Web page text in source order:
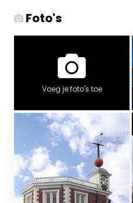
Foto's
Voeg je foto's toe